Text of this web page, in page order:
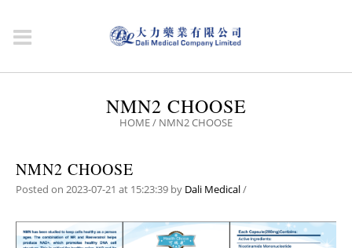
NMN2 CHOOSE
HOME/ NMN2 CHOOSE
NMN2 CHOOSE
Posted on 2023-07-21 at 15:23:39 by Dali Medical/